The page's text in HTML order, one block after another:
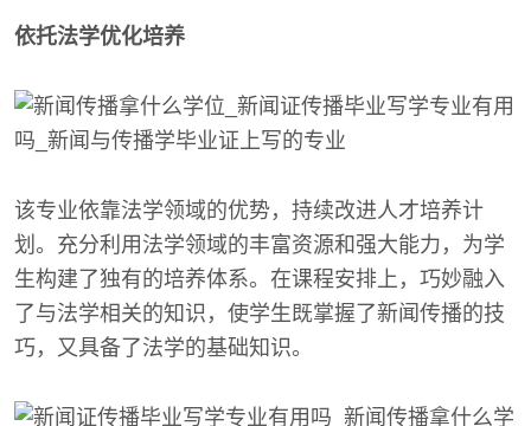
依托法学优化培养
该专业依靠法学领域的优势，持续改进人才培养计
划。充分利用法学领域的丰富资源和强大能力，为学
生构建了独有的培养体系。在课程安排上，巧妙融入
了与法学相关的知识，使学生既掌握了新闻传播的技
巧，又具备了法学的基础知识。